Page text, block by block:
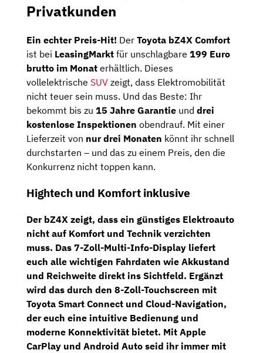
Privatkunden
Ein echter Preis-Hit! Der Toyota bZ4X Comfort
ist bei LeasingMarkt für unschlagbare 199 Euro
brutto im Monat erhältlich. Dieses
vollelektrische SUV zeigt, dass Elektromobilität
nicht teuer sein muss. Und das Beste: Ihr
bekommt bis zu 15 Jahre Garantie und drei
kostenlose Inspektionen obendrauf. Mit einer
Lieferzeit von nur drei Monaten könnt ihr schnell
durchstarten – und das zu einem Preis, den die
Konkurrenz nicht toppen kann.
Hightech und Komfort inklusive
Der bZ4X zeigt, dass ein günstiges Elektroauto
nicht auf Komfort und Technik verzichten
muss. Das 7-Zoll-Multi-Info-Display liefert
euch alle wichtigen Fahrdaten wie Akkustand
und Reichweite direkt ins Sichtfeld. Ergänzt
wird das durch den 8-Zoll-Touchscreen mit
Toyota Smart Connect und Cloud-Navigation,
der euch eine intuitive Bedienung und
moderne Konnektivität bietet. Mit Apple
CarPlay und Android Auto seid ihr immer mit